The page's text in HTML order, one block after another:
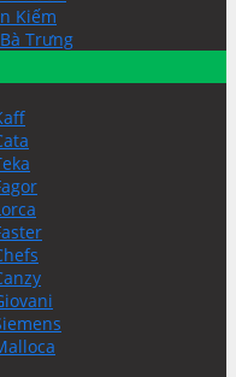
Kiếm
Trưng